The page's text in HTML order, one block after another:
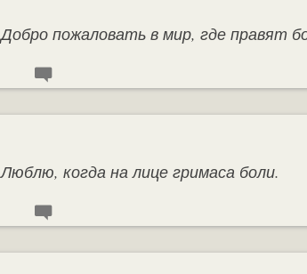
Добро пожаловать в мир, где правят
Люблю, когда на лице гримаса боли.